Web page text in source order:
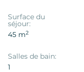
Surface du
séjour:
45 m2
Salles de bain:
1